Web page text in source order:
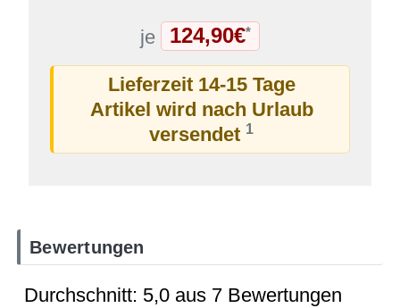
je 124,90€*
Lieferzeit 14-15 Tage
Artikel wird nach Urlaub
versendet 1
Bewertungen
Durchschnitt: 5,0 aus 7 Bewertungen